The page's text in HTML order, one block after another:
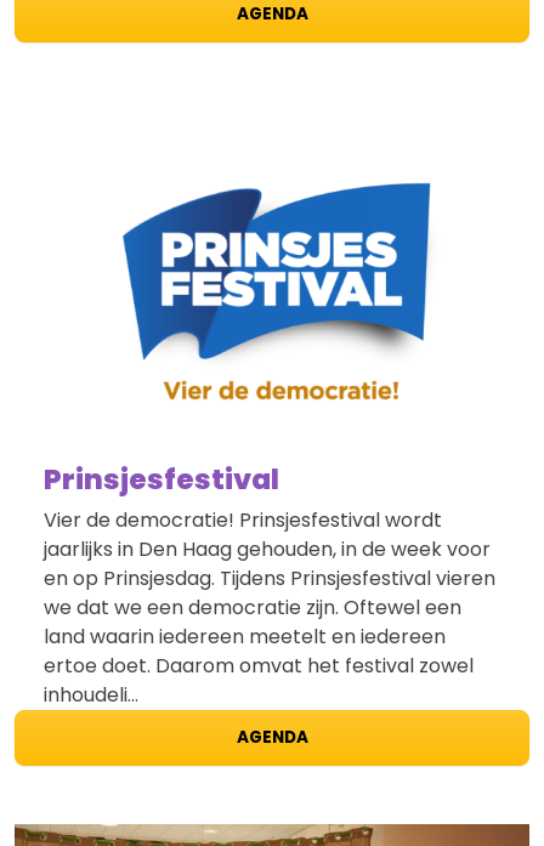
AGENDA
Prinsjesfestival
Vier de democratie! Prinsjesfestival wordt
jaarlijks in Den Haag gehouden, in de week voor
en op Prinsjesdag. Tijdens Prinsjesfestival vieren
we dat we een democratie zijn. Oftewel een
land waarin iedereen meetelt en iedereen
ertoe doet. Daarom omvat het festival zowel
inhoudeli…
AGENDA